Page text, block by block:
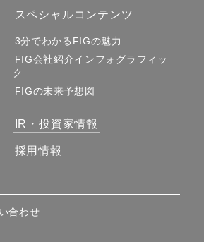
スペシャルコンテンツ
3分でわかるFIGの魅力
FIG会社紹介インフォグラフィッ
ク
FIGの未来予想図
IR・投資家情報
採用情報
合わせ